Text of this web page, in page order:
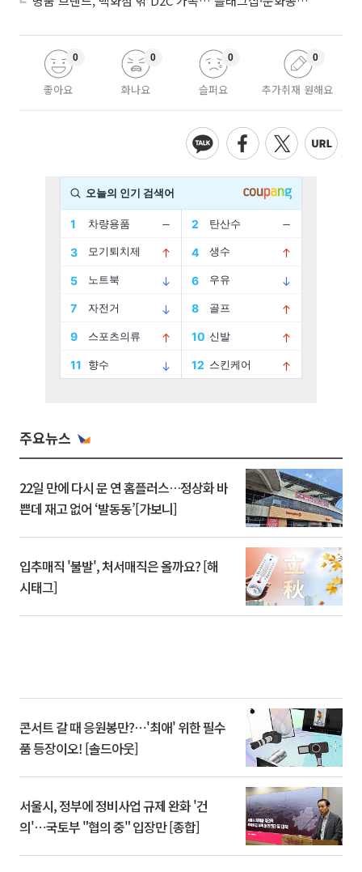
좋아요
0
화나요
0
슬퍼요
0
추가취재 원해요
0
주요뉴스
22일 만에 다시 문 연 홈플러스…정상화 바
쁜데 재고 없어 ‘발동동’[가보니]
입추매직 '불발', 처서매직은 올까요? [해
시태그]
콘서트 갈 때 응원봉만?⋯'최애' 위한 필수
품 등장이오! [솔드아웃]
서울시, 정부에 정비사업 규제 완화 '건
의'⋯국토부 "협의 중" 입장만 [종합]